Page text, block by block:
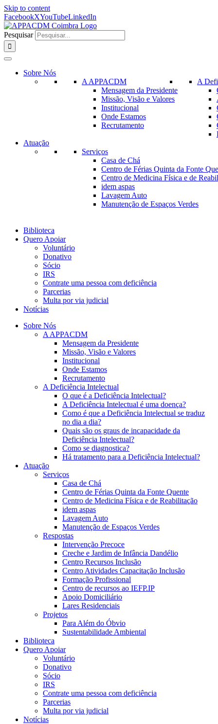
Skip to content
FacebookXYouTubeLinkedIn
Pesquisar
Sobre Nós
A APPACDM
Mensagem da Presidente
Missão, Visão e Valores
Institucional
Onde Estamos
Recrutamento
A
Atuação
Serviços
Casa de Chá
Centro de Férias Quinta da Fonte
Centro de Medicina Física e de
idem aspas
Lavagem Auto
Manutenção de Espaços Verdes
Biblioteca
Quero Apoiar
Voluntário
Donativo
Sócio
IRS
Contrate uma pessoa com deficiência
Parcerias
Multa por via judicial
Notícias
Sobre Nós
A APPACDM
Mensagem da Presidente
Missão, Visão e Valores
Institucional
Onde Estamos
Recrutamento
A Deficiência Intelectual
O que é a Deficiência Intelectual?
A Deficiência Intelectual é uma doença?
Como é que a Deficiência Intelectual se traduz
no dia a dia?
Quais são os graus de incapacidade da
Deficiência Intelectual?
Como se diagnostica?
Há tratamento para a Deficiência Intelectual?
Atuação
Serviços
Casa de Chá
Centro de Férias Quinta da Fonte Quente
Centro de Medicina Física e de Reabilitação
idem aspas
Lavagem Auto
Manutenção de Espaços Verdes
Respostas
Intervenção Precoce
Creche e Jardim de Infância Dandélio
Centro Recursos Inclusão
Centro Atividades Capacitação Inclusão
Formação Profissional
Centro de recursos ao IEFP.IP
Apoio Domiciliário
Lares Residenciais
Projetos
Para Além do Óbvio
Sustentabilidade Ambiental
Biblioteca
Quero Apoiar
Voluntário
Donativo
Sócio
IRS
Contrate uma pessoa com deficiência
Parcerias
Multa por via judicial
Notícias